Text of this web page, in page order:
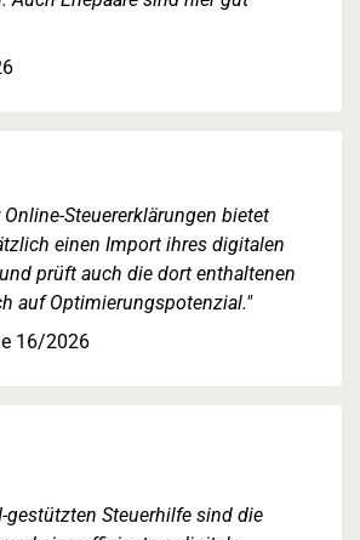
Steuererklärungen bietet
einen Import ihres digitalen
prüft auch die dort enthaltenen
auf Optimierungspotenzial."
16/2026
gestützten Steuerhilfe sind die